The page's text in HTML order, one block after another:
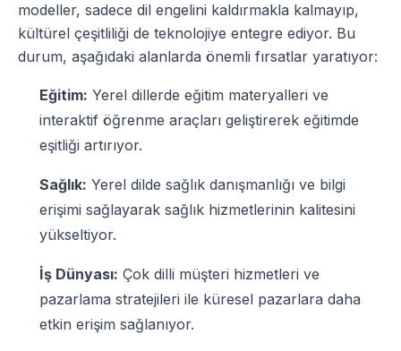
modeller, sadece dil engelini kaldırmakla kalmayıp,
kültürel çeşitliliği de teknolojiye entegre ediyor. Bu
durum, aşağıdaki alanlarda önemli fırsatlar yaratıyor:
Eğitim: Yerel dillerde eğitim materyalleri ve
interaktif öğrenme araçları geliştirerek eğitimde
eşitliği artırıyor.
Sağlık: Yerel dilde sağlık danışmanlığı ve bilgi
erişimi sağlayarak sağlık hizmetlerinin kalitesini
yükseltiyor.
İş Dünyası: Çok dilli müşteri hizmetleri ve
pazarlama stratejileri ile küresel pazarlara daha
etkin erişim sağlanıyor.